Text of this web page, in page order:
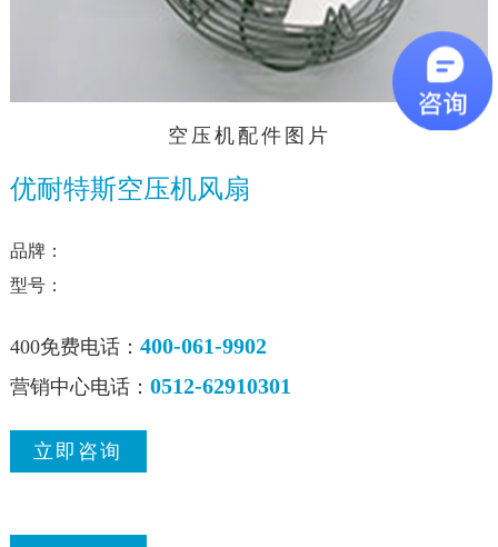
空压机配件图片
优耐特斯空压机风扇
品牌：
型号：
400免费电话： 400-061-9902
营销中心电话： 0512-62910301
立即咨询